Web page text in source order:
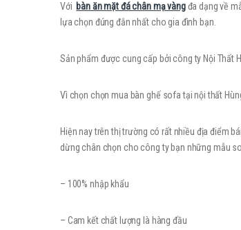
Với bàn ăn mặt đá chân mạ vàngđa dạng về
lựa chọn đúng đắn nhất cho gia đình bạn.
Sản phẩm được cung cấp bởi công ty Nội Thất
Vì chọn chọn mua bàn ghế sofa tại nội thất
Hiện nay trên thị trường có rất nhiều địa điểm
dừng chân chọn cho công ty bạn những mẫu
– 100% nhập khẩu
– Cam kết chất lượng là hàng đầu